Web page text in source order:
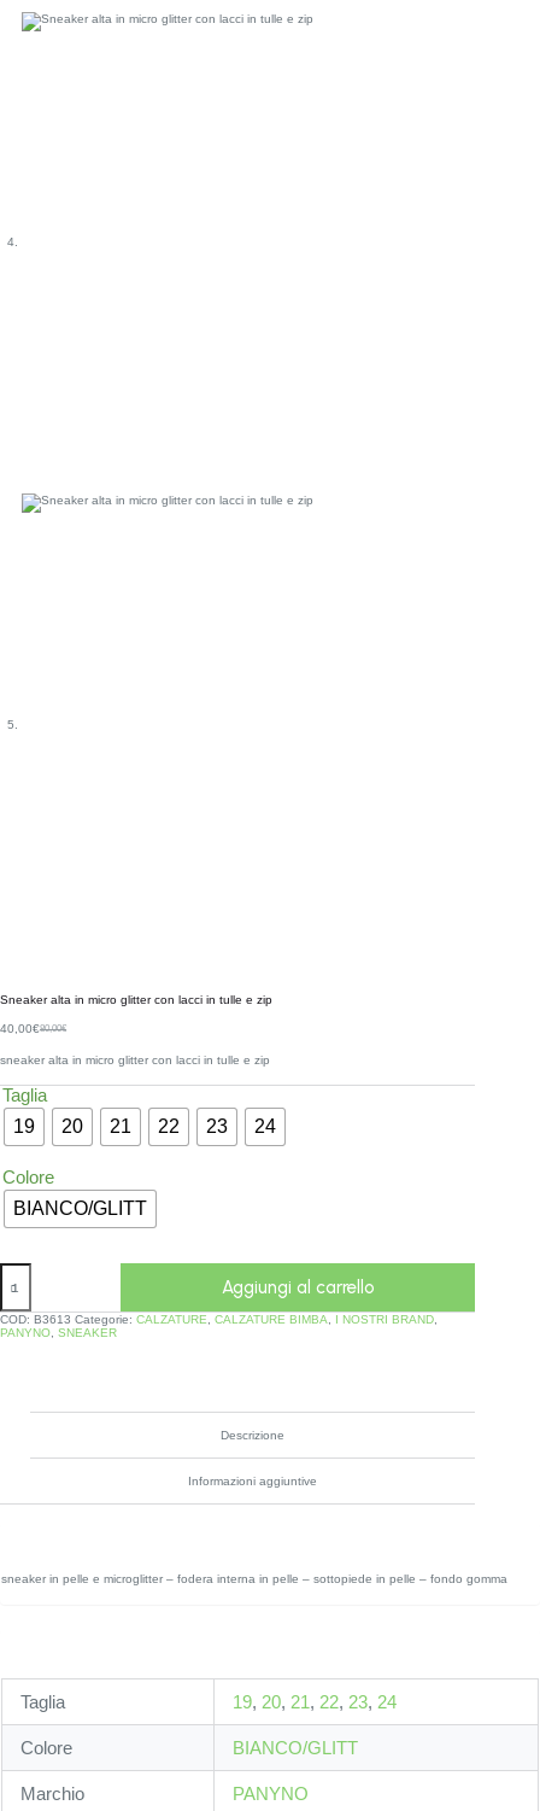
Sneaker alta in micro glitter con lacci in tulle e zip
80,00€
40,00€
sneaker alta in micro glitter con lacci in tulle e zip
Taglia
19
20 21 22 23 24
Colore
BIANCO/GLITT
Aggiungi al carrello
COD: B3613 Categorie: CALZATURE CALZATURE BIMBA I NOSTRI BRAND
PANYNO SNEAKER
Descrizione
Informazioni aggiuntive
sneaker in pelle e microglitter – fodera interna in pelle – sottopiede in pelle – fondo gomma
Taglia 19, 20, 21, 22, 23, 24
Colore BIANCO/GLITT
Marchio PANYNO